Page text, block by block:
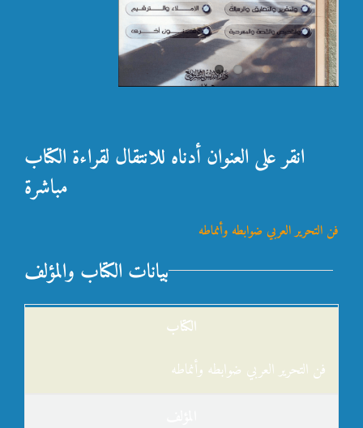
انقر على العنوان أدناه للانتقال لقراءة الكتاب
مباشرة
فن التحرير العربي ضوابطه وأنماطه
بيانات الكتاب والمؤلف
الكتاب
فن التحرير العربي ضوابطه وأنماطه